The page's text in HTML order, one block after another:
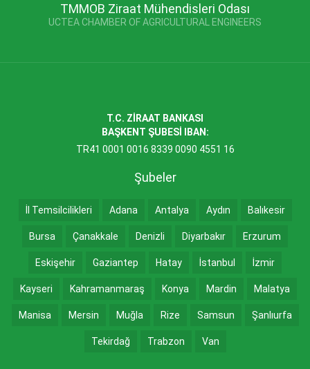
TMMOB Ziraat Mühendisleri Odası
UCTEA CHAMBER OF AGRICULTURAL ENGINEERS
T.C. ZİRAAT BANKASI
BAŞKENT ŞUBESİ IBAN:
TR41 0001 0016 8339 0090 4551 16
Şubeler
İl Temsilcilikleri Adana Antalya Aydın Balıkesir
Bursa Çanakkale Denizli Diyarbakır Erzurum
Eskişehir Gaziantep Hatay İstanbul İzmir
Kayseri Kahramanmaraş Konya Mardin Malatya
Manisa Mersin Muğla Rize Samsun Şanlıurfa
Tekirdağ Trabzon Van